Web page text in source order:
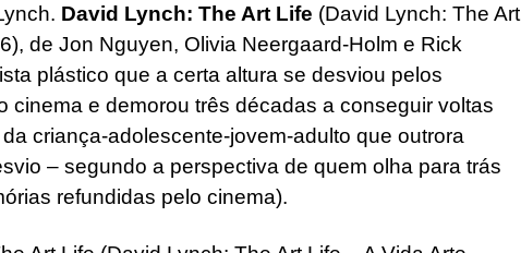
David Lynch: The Art Life (David Lynch: The Art
de Jon Nguyen, Olivia Neergaard-Holm e Rick
plástico que a certa altura se desviou pelos
cinema e demorou três décadas a conseguir voltas
criança-adolescente-jovem-adulto que outrora
– segundo a perspectiva de quem olha para trás
refundidas pelo cinema).